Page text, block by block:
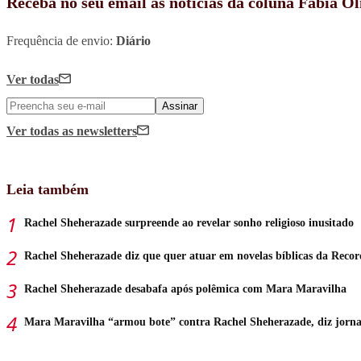
Frequência de envio: Diário
Ver todas
Assinar
Ver todas as newsletters
Leia também
Rachel Sheherazade surpreende ao revelar sonho religioso inusitado
Rachel Sheherazade diz que quer atuar em novelas bíblicas da
Rachel Sheherazade desabafa após polêmica com Mara Maravilha
Mara Maravilha “armou bote” contra Rachel Sheherazade, diz